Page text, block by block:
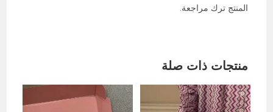
المنتج ترك مراجعة.
منتجات ذات صلة